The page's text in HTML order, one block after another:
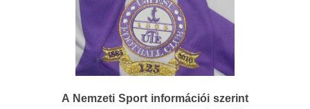
A Nemzeti Sport információi szerint